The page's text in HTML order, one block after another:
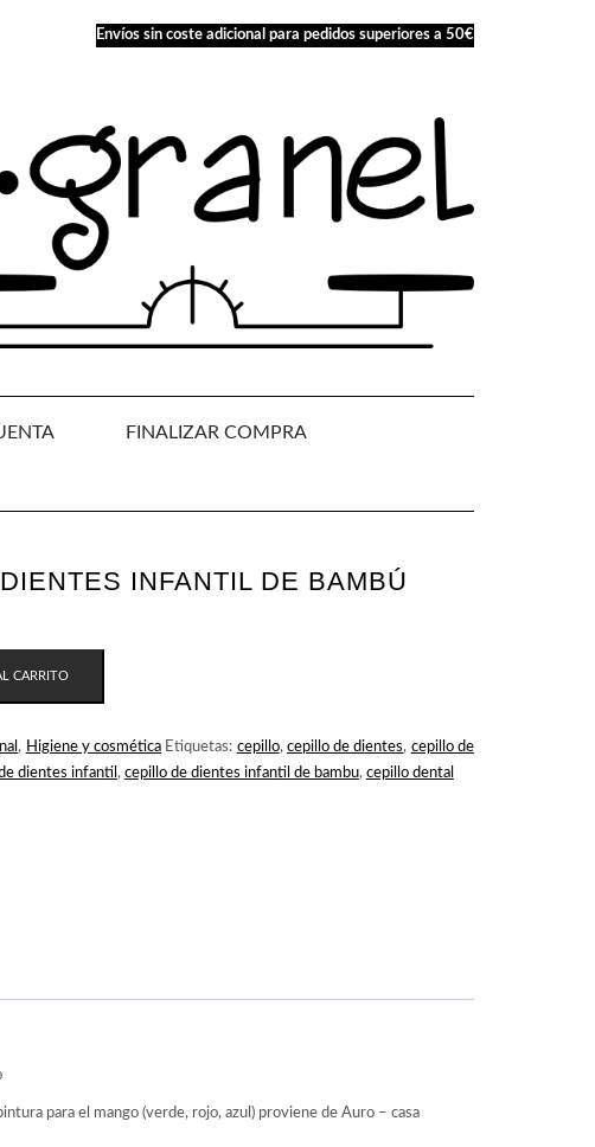
Envíos sin coste adicional para pedidos superiores a 50€
FINALIZAR COMPRA
INFANTIL DE BAMBÚ
CARRITO
, Higiene y cosmética Etiquetas: cepillo, cepillo de dientes, cepillo de
dientes infantil , cepillo de dientes infantil de bambu, cepillo dental
para el mango (verde, rojo, azul) proviene de Auro – casa